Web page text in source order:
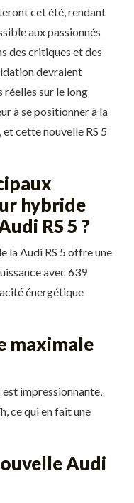
cet été, rendant
aux passionnés
des critiques et des
devraient
réelles sur le long
à se positionner à la
cette nouvelle RS 5
hybride
RS 5 ?
la Audi RS 5 offre une
avec 639
énergétique
maximale
est impressionnante,
ce qui en fait une
Audi